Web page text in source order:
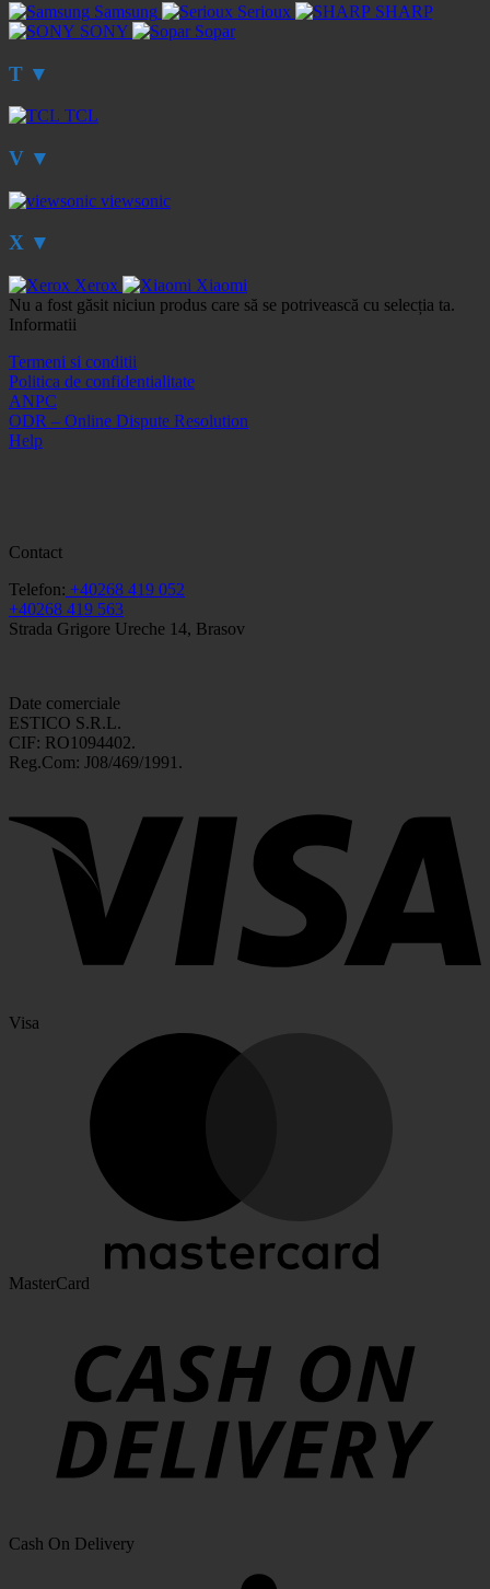
Samsung Serioux
SHARP
SONY
Sopar
T ▼
TCL
V ▼
viewsonic
X ▼
Xerox
Xiaomi
Nu a fost găsit niciun produs care să se potrivească cu selecția ta.
Informatii
Termeni si conditii
Politica de confidentialitate
ANPC
ODR – Online Dispute Resolution
Help
Contact
Telefon: +40268 419 052
+40268 419 563
Strada Grigore Ureche 14, Brasov
Date comerciale
ESTICO S.R.L.
CIF: RO1094402.
Reg.Com: J08/469/1991.
Visa
MasterCard
Cash On Delivery